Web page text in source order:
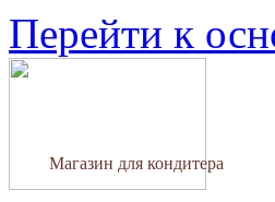
Перейти к
Магазин для кондитера